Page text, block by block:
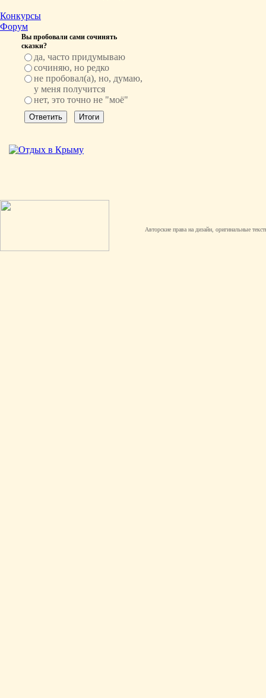
Конкурсы
Форум
Вы пробовали сами сочинять
сказки?
да, часто придумываю
сочиняю, но редко
не пробовал(а), но, думаю,
у меня получится
нет, это точно не "моё"
Авторские права на дизайн, оригинальные